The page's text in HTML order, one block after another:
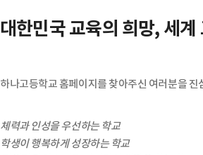
대한민국 교육의 희망, 세
하나고등학교 홈페이지를 찾아주신 여러분을 진
체력과 인성을 우선하는 학교
학생이 행복하게 성장하는 학교